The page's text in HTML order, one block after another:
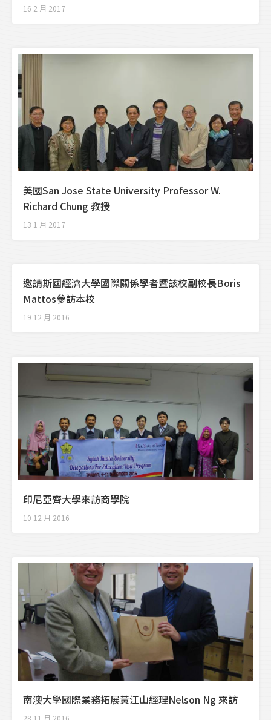
16 2 月 2017
美國San Jose State University Professor W.
Richard Chung 教授
13 1 月 2017
邀請斯國經濟大學國際關係學者暨該校副校長Boris
Mattos參訪本校
19 12 月 2016
印尼亞齊大學來訪商學院
10 12 月 2016
南澳大學國際業務拓展黃江山經理Nelson Ng 來訪